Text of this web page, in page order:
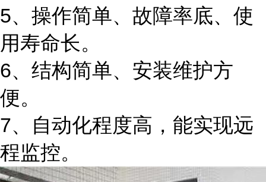
5、操作简单、故障率底、使
用寿命长。
6、结构简单、安装维护方
便。
7、自动化程度高，能实现远
程监控。